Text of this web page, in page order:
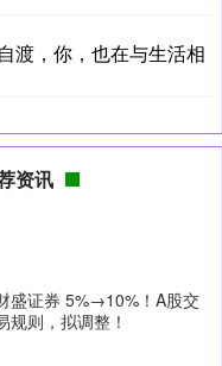
渡，你，也在与生活相
资讯
盛证券 5%→10%！A股交
规则，拟调整！